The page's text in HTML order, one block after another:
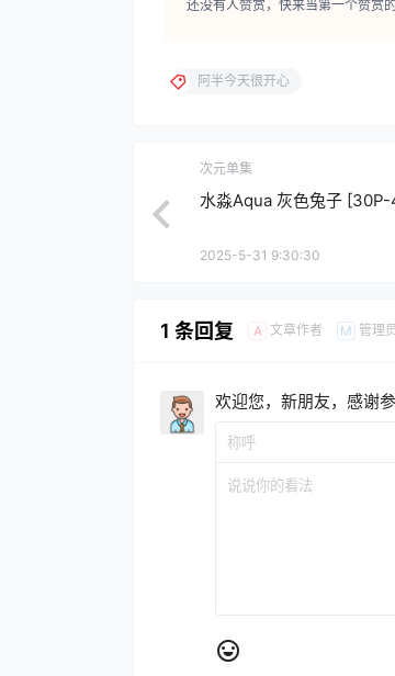
还没有人赞赏，快来当第一个赞赏的
阿半今天很开心
次元单集
水淼Aqua 灰色兔子
2025-5-31 9:30:30
1 条回复 A 文章作者 M 管理员
欢迎您，新朋友，感谢参